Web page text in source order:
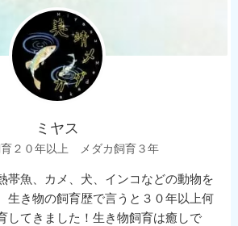
ミヤス
２０年以上 メダカ飼育３年
帯魚、カメ、犬、インコなどの動物を
生き物の飼育歴で言うと３０年以上何
してきました！生き物飼育は癒しで